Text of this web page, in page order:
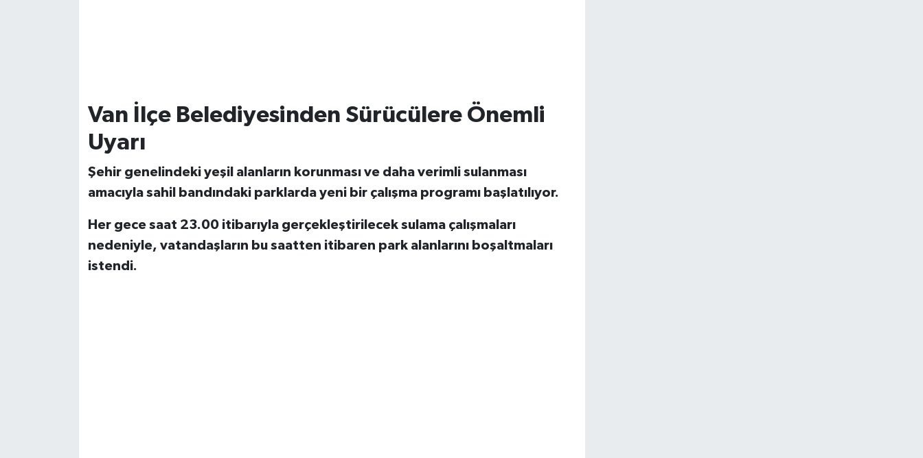
Van İlçe Belediyesinden Sürücülere Önemli
Uyarı
Şehir genelindeki yeşil alanların korunması ve daha verimli sulanması
amacıyla sahil bandındaki parklarda yeni bir çalışma programı başlatılıyor.
Her gece saat 23.00 itibarıyla gerçekleştirilecek sulama çalışmaları
nedeniyle, vatandaşların bu saatten itibaren park alanlarını boşaltmaları
istendi.